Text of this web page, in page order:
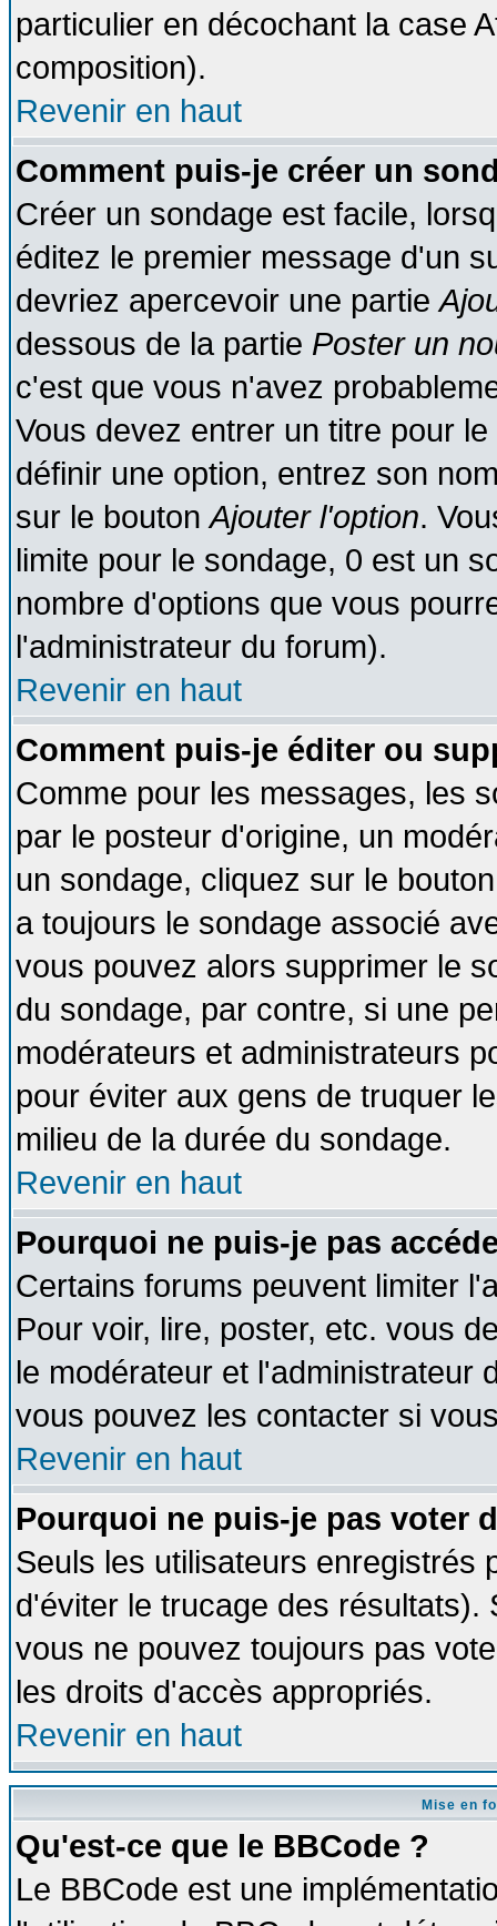
particulier en décochant la case
composition).
Revenir en haut
Comment puis-je créer un
Créer un sondage est facile,
éditez le premier message d'un
devriez apercevoir une partie
dessous de la partie Poster un
c'est que vous n'avez
Vous devez entrer un titre pour
définir une option, entrez son
sur le boutonAjouter l'option.
limite pour le sondage, 0 est un
nombre d'options que vous
l'administrateur du forum).
Revenir en haut
Comment puis-je éditer ou
Comme pour les messages, les
par le posteur d'origine, un
un sondage, cliquez sur le
a toujours le sondage associé
vous pouvez alors supprimer le
du sondage, par contre, si une
modérateurs et administrateurs
pour éviter aux gens de truquer
milieu de la durée du sondage.
Revenir en haut
Pourquoi ne puis-je pas
Certains forums peuvent limiter
Pour voir, lire, poster, etc. vous
le modérateur et l'administrateur
vous pouvez les contacter si
Revenir en haut
Pourquoi ne puis-je pas voter
Seuls les utilisateurs enregistrés
d'éviter le trucage des
vous ne pouvez toujours pas
les droits d'accès appropriés.
Revenir en haut
Mise en
Qu'est-ce que le BBCode ?
Le BBCode est une